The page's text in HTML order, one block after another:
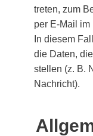
treten, zum
per E-Mail im
In diesem
die Daten,
stellen (z. B.
Nachricht).